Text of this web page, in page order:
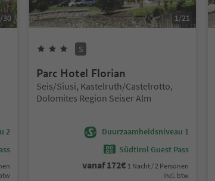
/30
2
1/21
Sterren
S
Parc Hotel Florian
Locatie:
Seis/Siusi, Kastelruth/Castelrotto,
Dolomites Region Seiser Alm
Duurzaamheidsniveau 1
Südtirol Guest Pass
vanaf172€ 1 Nacht / 2 Personen
Incl. btw